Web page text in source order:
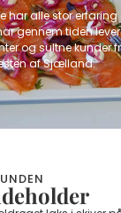
har alle stor
gennem tiden
og sultne kunder
af Sjælland.​